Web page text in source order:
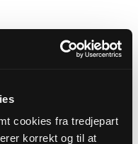
cookies fra tredjepart
korrekt og til at